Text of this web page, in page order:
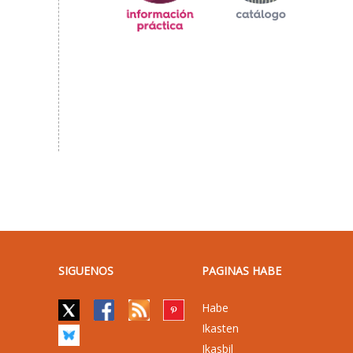
SIGUENOS PAGINAS HABE
Habe
Ikasten
Ikasbil